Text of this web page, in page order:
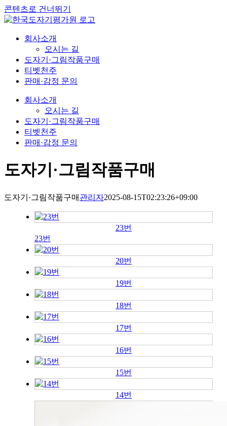
콘텐츠로 건너뛰기
회사소개
오시는 길
도자기·그림작품구매
티벳천주
판매·감정 문의
회사소개
오시는 길
도자기·그림작품구매
티벳천주
판매·감정 문의
도자기·그림작품구매
도자기·그림작품구매 관리자2025-08-15T02:23:26+09:00
23번
23번
20번
19번
18번
17번
16번
15번
14번